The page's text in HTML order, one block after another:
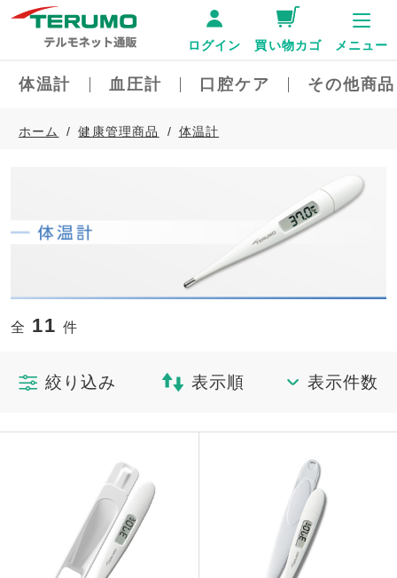
体温計 血圧計 口腔ケア その他商
ログイン 買い物カゴ メニュー
ホーム 健康管理商品 体温計
全 11 件
絞り込み 表示順 表示件数